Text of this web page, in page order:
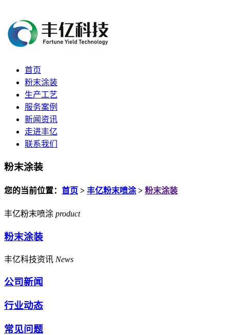
首页
粉末涂装
生产工艺
服务案例
新闻资讯
走进丰亿
联系我们
粉末涂装
您的当前位置： 首页 > 丰亿粉末喷涂> 粉末涂装
丰亿粉末喷涂 product
粉末涂装
丰亿科技资讯 News
公司新闻
行业动态
常见问题